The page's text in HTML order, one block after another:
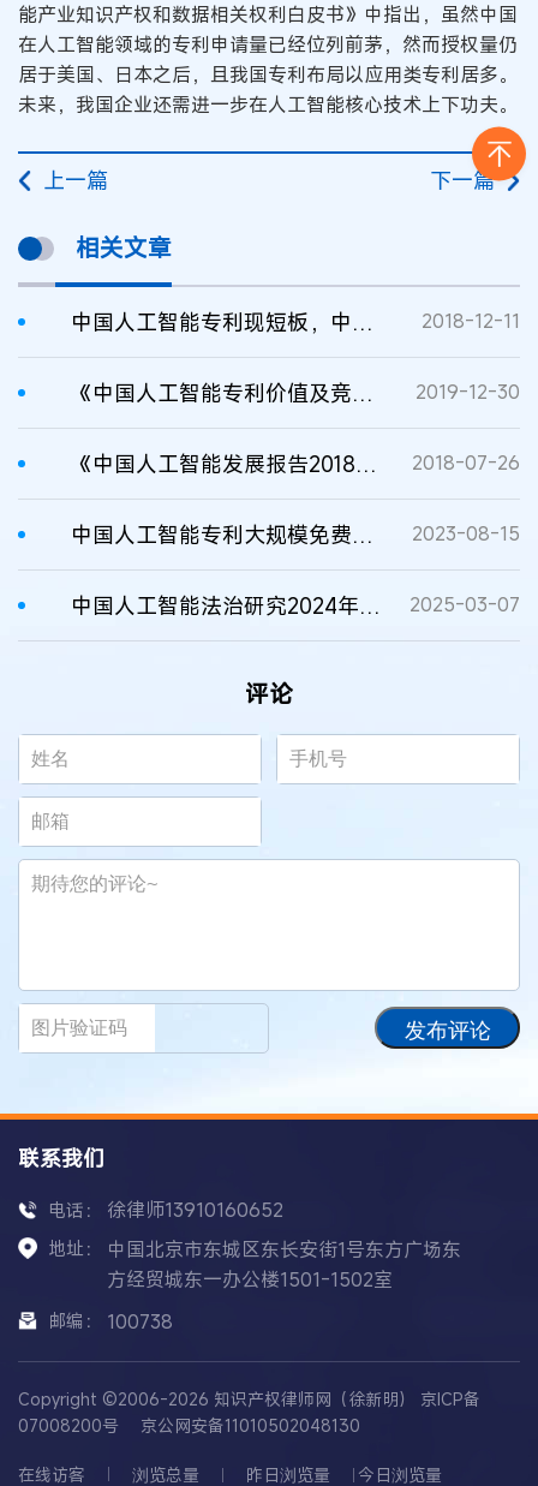
能产业知识产权和数据相关权利白皮书》中指出，虽然中国
在人工智能领域的专利申请量已经位列前茅，然而授权量仍
居于美国、日本之后，且我国专利布局以应用类专利居多。
未来，我国企业还需进一步在人工智能核心技术上下功夫。
上一篇 下一篇
相关文章
中国人工智能专利现短板，中企在外易吃亏 2018-12-11
《中国人工智能专利价值及竞争力报告》发布 2019-12-30
《中国人工智能发展报告2018》发布 2018-07-26
中国人工智能专利大规模免费开放 2023-08-15
中国人工智能法治研究2024年度观察 2025-03-07
评论
发布评论
联系我们
电话： 徐律师13910160652
地址：
中国北京市东城区东长安街1号东方广场东
方经贸城东一办公楼1501-1502室
邮编： 100738
Copyright ©2006-2026 知识产权律师网（徐新明） 京ICP备
07008200号
京公网安备11010502048130
在线访客 浏览总量 昨日浏览量 今日浏览量